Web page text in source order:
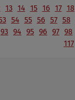
13 14 15 16 17 18
54 55 56 57 58
93 94 95 96 97 98
117